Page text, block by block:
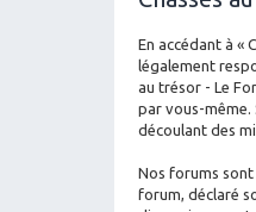
En accédant à «
légalement
au trésor - Le
par vous-même.
découlant des
Nos forums sont
forum, déclaré